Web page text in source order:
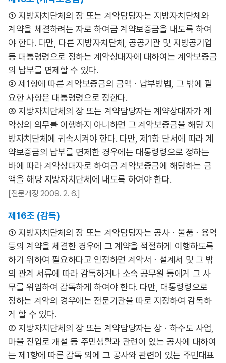
① 지방자치단체의 장 또는 계약담당자는 지방자치단체와
계약을 체결하려는 자로 하여금 계약보증금을 내도록 하여
야 한다. 다만, 다른 지방자치단체, 공공기관 및 지방공기업
등 대통령령으로 정하는 계약상대자에 대하여는 계약보증금
의 납부를 면제할 수 있다.
② 제1항에 따른 계약보증금의 금액ㆍ납부방법, 그 밖에 필
요한 사항은 대통령령으로 정한다.
③ 지방자치단체의 장 또는 계약담당자는 계약상대자가 계
약상의 의무를 이행하지 아니하면 그 계약보증금을 해당 지
방자치단체에 귀속시켜야 한다. 다만, 제1항 단서에 따라 계
약보증금의 납부를 면제한 경우에는 대통령령으로 정하는
바에 따라 계약상대자로 하여금 계약보증금에 해당하는 금
액을 해당 지방자치단체에 내도록 하여야 한다.
[전문개정 2009. 2. 6.]
제16조 (감독)
① 지방자치단체의 장 또는 계약담당자는 공사ㆍ물품ㆍ용역
등의 계약을 체결한 경우에 그 계약을 적절하게 이행하도록
하기 위하여 필요하다고 인정하면 계약서ㆍ설계서 및 그 밖
의 관계 서류에 따라 감독하거나 소속 공무원 등에게 그 사
무를 위임하여 감독하게 하여야 한다. 다만, 대통령령으로
정하는 계약의 경우에는 전문기관을 따로 지정하여 감독하
게 할 수 있다.
② 지방자치단체의 장 또는 계약담당자는 상ㆍ하수도 사업,
마을 진입로 개설 등 주민생활과 관련이 있는 공사에 대하여
는 제1항에 따른 감독 외에 그 공사와 관련이 있는 주민대표